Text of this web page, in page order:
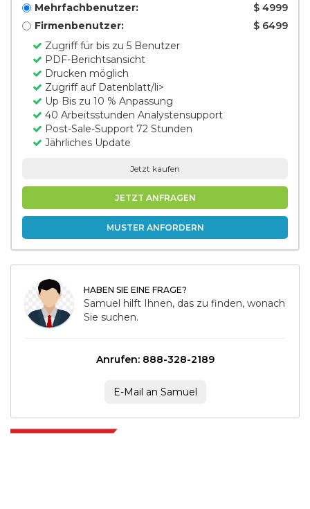
Mehrfachbenutzer:
$ 4999
Firmenbenutzer:
$ 6499
Zugriff für bis zu 5 Benutzer
PDF-Berichtsansicht
Drucken möglich
Zugriff auf Datenblatt/li>
Up Bis zu 10 % Anpassung
40 Arbeitsstunden Analystensupport
Post-Sale-Support 72 Stunden
Jährliches Update
Jetzt kaufen
JETZT ANFRAGEN
MUSTER ANFORDERN
HABEN SIE EINE FRAGE?
Samuel hilft Ihnen, das zu finden, wonach
Sie suchen.
Anrufen: 888-328-2189
E-Mail an Samuel